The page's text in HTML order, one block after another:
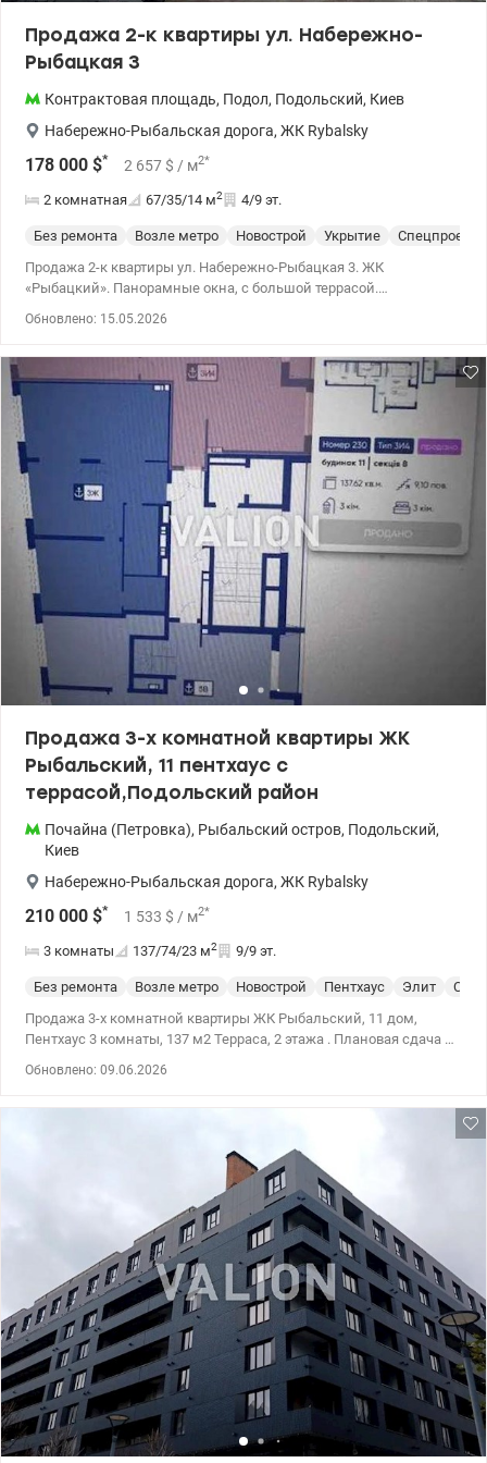
сервис, что очень удобно! Цена 140 000 у.е. Андрей 0673205847
valion/1151554
Продажа 2-к квартиры ул. Набережно-
Рыбацкая 3
Контрактовая площадь, Подол, Подольский, Киев
Набережно-Рыбальская дорога, ЖК Rybalsky
178 000 $* 2 657 $ / м2*
2 комнатная 67/35/14 м2 4/9 эт.
Без ремонта Возле метро Новострой Укрытие
Спецпроект
Продажа 2-к квартиры ул. Набережно-Рыбацкая 3. ЖК
«Рыбацкий». Панорамные окна, с большой террасой.
просторный коридор. В доме есть подземный двухуровневый
паркинг, кладовки. 044 200 10 80 valion.ua/1148616
Обновлено: 15.05.2026
Продажа 3-х комнатной квартиры ЖК
Рыбальский, 11 пентхаус с
террасой,Подольский район
Почайна (Петровка), Рыбальский остров, Подольский,
Киев
Набережно-Рыбальская дорога, ЖК Rybalsky
210 000 $* 1 533 $ / м2*
3 комнаты 137/74/23 м2 9/9 эт.
Без ремонта Возле метро Новострой Пентхаус Элит
Продажа 3-х комнатной квартиры ЖК Рыбальский, 11 дом,
Пентхаус 3 комнаты, 137 м2 Терраса, 2 этажа . Плановая сдача в
Обновлено: 09.06.2026